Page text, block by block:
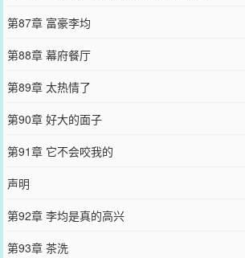
第87章 富豪李均
第88章 幕府餐厅
第89章 太热情了
第90章 好大的面子
第91章 它不会咬我的
声明
第92章 李均是真的高兴
第93章 茶洗